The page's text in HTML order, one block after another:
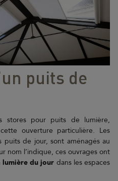
puits de
stores pour puits de lumière,
ouverture particulière. Les
puits de jour, sont aménagés au
nom l’indique, ces ouvrages ont
du jour dans les espaces